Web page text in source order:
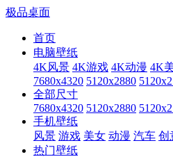
极品桌面
首页
电脑壁纸
4K风景 4K游戏 4K动漫 4K
7680x4320 5120x2880
全部尺寸
7680x4320 5120x2880
手机壁纸
风景 游戏 美女 动漫 汽车 创
热门壁纸